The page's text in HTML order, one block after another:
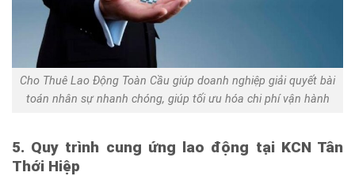
Cho Thuê Lao Động Toàn Cầu giúp doanh nghiệp giải quyết bài
toán nhân sự nhanh chóng, giúp tối ưu hóa chi phí vận hành
5. Quy trình cung ứng lao động tại KCN Tân
Thới Hiệp